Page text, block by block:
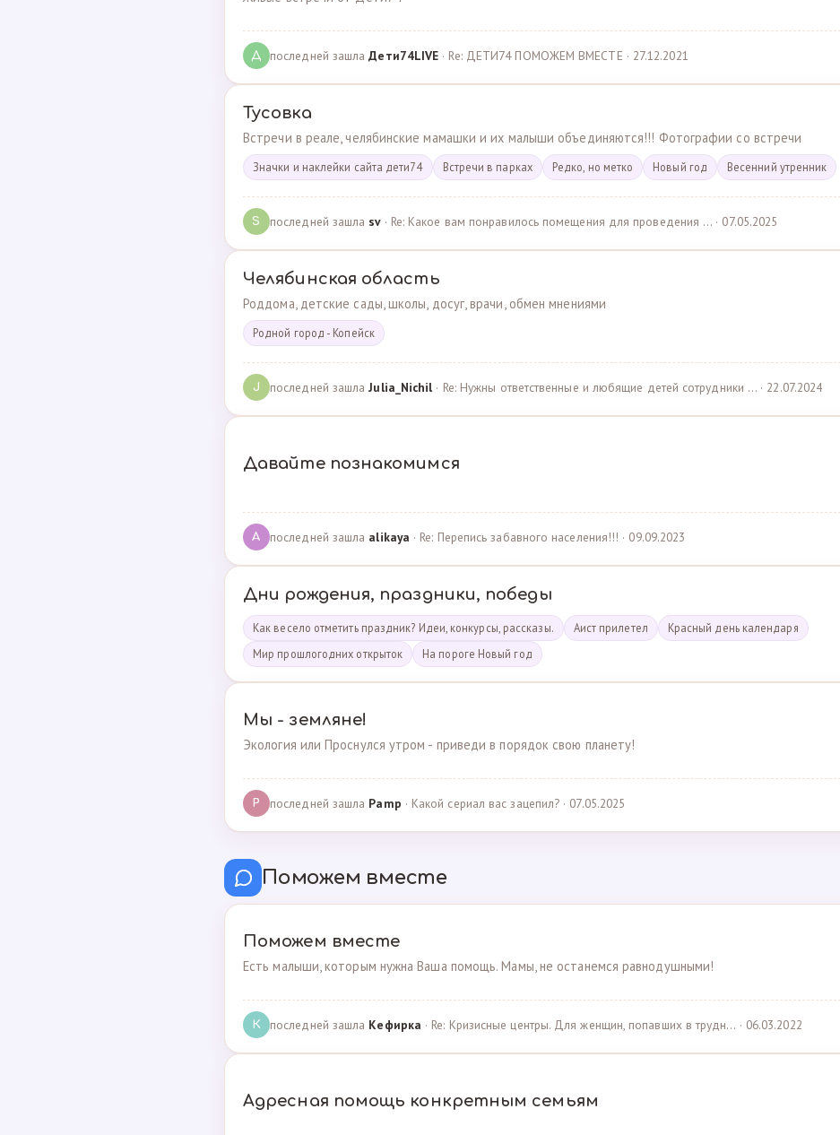
Д последней зашлаДeти74LIVE · Re: ДЕТИ74 ПОМОЖЕМ ВМЕСТЕ · 27.12.2021
Тусовка
Встречи в реале, челябинские мамашки и их малыши объединяются!!! Фотографии со встречи
Значки и наклейки сайта дети74 Встречи в парках Редко, но метко Новый год Весенний утренник
S последней зашла sv· Re: Какое вам понравилось помещения для проведения … · 07.05.2025
Челябинская область
Роддома, детские сады, школы, досуг, врачи, обмен мнениями
Родной город - Копейск
J последней зашлаJulia_Nichil· Re: Нужны ответственные и любящие детей сотрудники … · 22.07.2024
Давайте познакомимся
A последней зашла alikaya · Re: Перепись забавного населения!!! · 09.09.2023
Дни рождения, праздники, победы
Как весело отметить праздник? Идеи, конкурсы, рассказы. Аист прилетел
Красный день календаря
Мир прошлогодних открыток
На пороге Новый год
Мы - земляне!
Экология или Проснулся утром - приведи в порядок свою планету!
P последней зашла Pamp · Какой сериал вас зацепил? · 07.05.2025
Поможем вместе
Поможем вместе
Есть малыши, которым нужна Ваша помощь. Мамы, не останемся равнодушными!
К последней зашла Кефирка · Re: Кризисные центры. Для женщин, попавших в трудн… · 06.03.2022
Адресная помощь конкретным семьям